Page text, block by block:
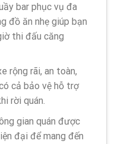
bar phục vụ đa
đồ ăn nhẹ giúp bạn
thi đấu căng
rộng rãi, an toàn,
cả bảo vệ hỗ trợ
rời quán.
gian quán được
đại để mang đến